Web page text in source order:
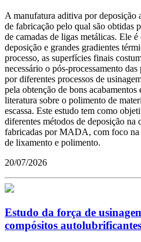
A manufatura aditiva por
de fabricação pelo qual são obtidas
de camadas de ligas metálicas. Ele
deposição e grandes gradientes
processo, as superfícies finais
necessário o pós-processamento
por diferentes processos de
pela obtenção de bons
literatura sobre o polimento de
escassa. Este estudo tem como
diferentes métodos de deposição na
fabricadas por MADA, com foco na
de lixamento e polimento.
20/07/2026
Estudo da força de
compósitos